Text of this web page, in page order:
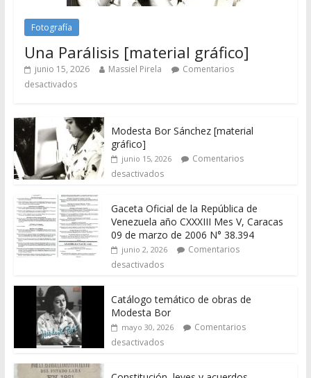
Fotografía
Una Parálisis [material gráfico]
junio 15, 2026 Massiel Pirela
Comentarios
desactivados
Modesta Bor Sánchez [material
gráfico]
junio 15, 2026
Comentarios
desactivados
Gaceta Oficial de la República de
Venezuela año CXXXIII Mes V, Caracas
09 de marzo de 2006 N° 38.394
junio 2, 2026
Comentarios
desactivados
Catálogo temático de obras de
Modesta Bor
mayo 30, 2026
Comentarios
desactivados